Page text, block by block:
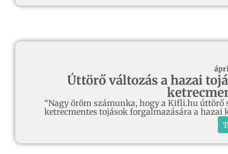
Úttörő változás a hazai
“Nagy öröm számunka, hogy a Kifli.hu úttörő
ketrecmentes tojások forgalmazására a hazai